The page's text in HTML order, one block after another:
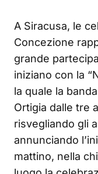
A Siracusa, le
Concezione
grande
iniziano con la
la quale la
Ortigia dalle tre
risvegliando gli
annunciando
mattino, nella